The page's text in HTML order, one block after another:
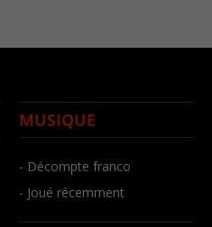
MUSIQUE
- Décompte franco
- Joué récemment